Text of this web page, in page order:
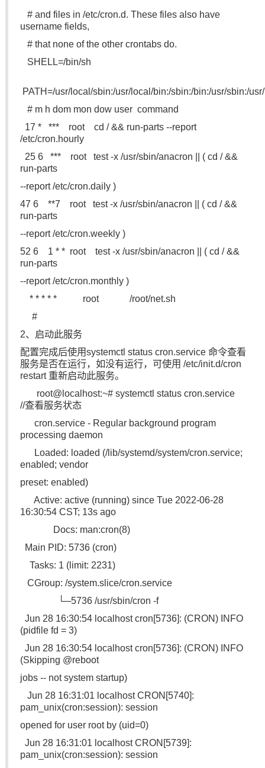
# and files in /etc/cron.d. These files also have
username fields,
# that none of the other crontabs do.
SHELL=/bin/sh
PATH=/usr/local/sbin:/usr/local/bin:/sbin:/bin:/usr/sbin:/
# m h dom mon dow user command
17 * *** root cd / && run-parts --report
/etc/cron.hourly
25 6 ***
root test -x /usr/sbin/anacron || ( cd / &&
run-parts
--report /etc/cron.daily )
47 6 **7
root test -x /usr/sbin/anacron || ( cd / &&
run-parts
--report /etc/cron.weekly )
52 6 1 ** root test -x /usr/sbin/anacron || ( cd / &&
run-parts
--report /etc/cron.monthly )
* * * * * root /root/net.sh
#
2、启动此服务
配置完成后使用systemctl status cron.service 命令查看
服务是否在运行，如没有运行，可使用 /etc/init.d/cron
restart 重新启动此服务。
root@localhost:~# systemctl status cron.service
//查看服务状态
cron.service - Regular background program
processing daemon
Loaded: loaded (/lib/systemd/system/cron.service;
enabled; vendor
preset: enabled)
Active: active (running) since Tue 2022-06-28
16:30:54 CST; 13s ago
Docs: man:cron(8)
Main PID: 5736 (cron)
Tasks: 1 (limit: 2231)
CGroup: /system.slice/cron.service
└─5736 /usr/sbin/cron -f
Jun 28 16:30:54 localhost cron[5736]: (CRON) INFO
(pidfile fd = 3)
Jun 28 16:30:54 localhost cron[5736]: (CRON) INFO
(Skipping @reboot
jobs -- not system startup)
Jun 28 16:31:01 localhost CRON[5740]:
pam_unix(cron:session): session
opened for user root by (uid=0)
Jun 28 16:31:01 localhost CRON[5739]:
pam_unix(cron:session): session